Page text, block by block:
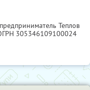
Теплов
305346109100024